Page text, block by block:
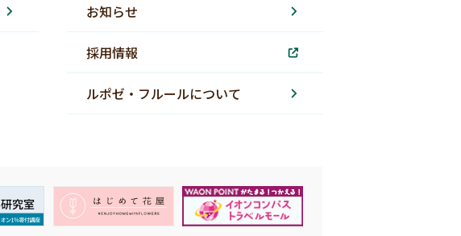
お知らせ
採用情報
ルポゼ・フルールについて